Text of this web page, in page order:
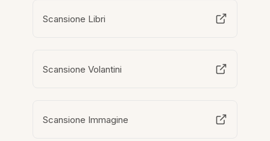
Scansione Libri
Scansione Volantini
Scansione Immagine